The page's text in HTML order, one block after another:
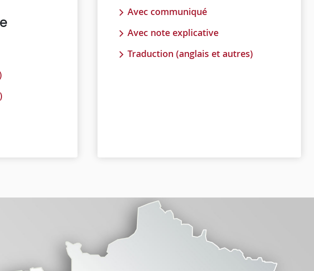
Avec communiqué
Avec note explicative
Traduction (anglais et autres)